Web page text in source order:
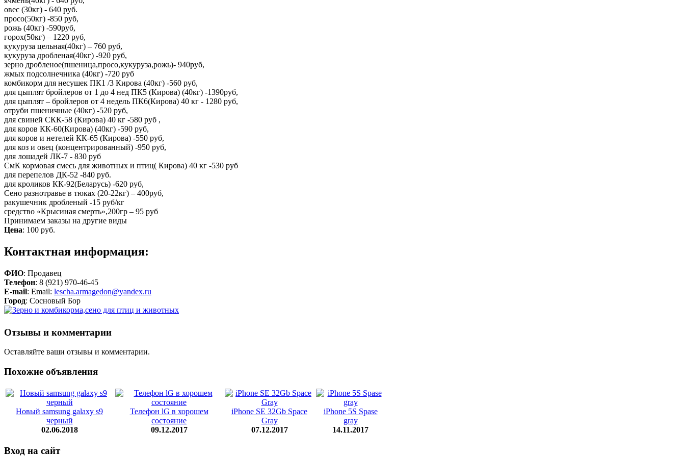
овес (30кг) - 640 руб.
просо(50кг) -850 руб,
рожь (40кг) -590руб,
горох(50кг) – 1220 руб,
кукуруза цельная(40кг) – 760 руб,
кукуруза дробленая(40кг) -920 руб,
зерно дробленое(пшеница,просо,кукуруза,рожь)- 940руб,
жмых подсолнечника (40кг) -720 руб
комбикорм для несушек ПК1 /3 Кирова (40кг) -560 руб,
для цыплят бройлеров от 1 до 4 нед ПК5 (Кирова) (40кг) -1390руб,
для цыплят – бройлеров от 4 недель ПК6(Кирова) 40 кг - 1280 руб,
отруби пшеничные (40кг) -520 руб,
для свиней СКК-58 (Кирова) 40 кг -580 руб ,
для коров КК-60(Кирова) (40кг) -590 руб,
для коров и нетелей КК-65 (Кирова) -550 руб,
для коз и овец (концентрированный) -950 руб,
для лошадей ЛК-7 - 830 руб
СмК кормовая смесь для животных и птиц( Кирова) 40 кг -530 руб
для перепелов ДК-52 -840 руб.
для кроликов КК-92(Беларусь) -620 руб,
Сено разнотравье в тюках (20-22кг) – 400руб,
ракушечник дробленый -15 руб/кг
средство «Крысиная смерть»,200гр – 95 руб
Принимаем заказы на другие виды
Цена: 100 руб.
Контактная информация:
ФИО: Продавец
Телефон: 8 (921) 970-46-45
E-mail: Email: lescha.armagedon@yandex.ru
Город: Сосновый Бор
Отзывы и комментарии
Оставляйте ваши отзывы и комментарии.
Похожие объявления
Новый samsung galaxy s9
черный
02.06.2018
Телефон lG в хорошем
состояние
09.12.2017
iPhone SE 32Gb Space
Gray
07.12.2017
iPhone 5S Spase
gray
14.11.2017
Вход на сайт